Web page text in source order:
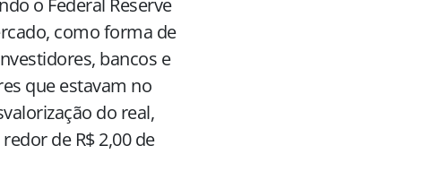
o Federal Reserve
como forma de
bancos e
que estavam no
do real,
de R$ 2,00 de